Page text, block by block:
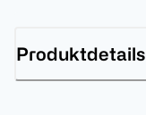
Produktdetails